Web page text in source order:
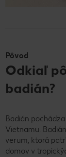
Pôvod
Odkiaľ
badián?
Badián
Vietnamu.
verum, ktorá
domov v